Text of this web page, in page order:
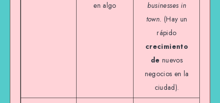
en algo
businesses in
town. (Hay un
rápido
crecimiento
de nuevos
negocios en la
ciudad).